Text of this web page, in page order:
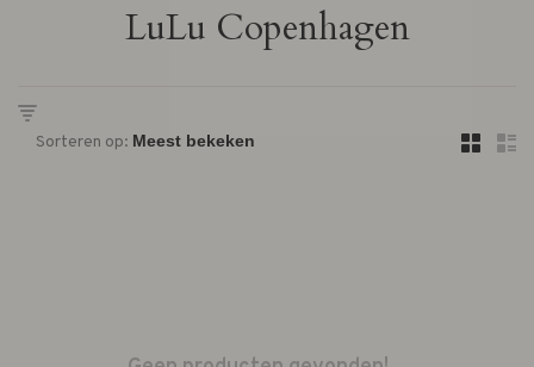
LuLu Copenhagen
Sorteren op: